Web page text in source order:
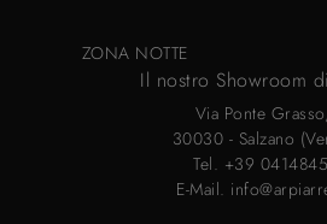
ZONA NOTTE
Il nostro Showroom
Via Ponte
30030 - Salzano
Tel. +39
E-Mail.